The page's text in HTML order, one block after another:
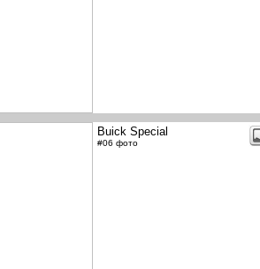
Buick Special
#06 фото